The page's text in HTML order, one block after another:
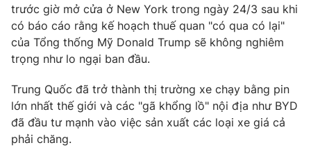
Theo dõi báo trên
Cơ quan báo chí: Thời báo VTV
Giấy phép hoạt động báo in và báo điện tử số 483/GP-BTTTT
cấp ngày 29/12/2023
Tổng Biên tập:
trước giờ mở cửa ở New York trong ngày 24/3 sau khi
có báo cáo rằng kế hoạch thuế quan "có qua có lại"
của Tổng thống Mỹ Donald Trump sẽ không nghiêm
trọng như lo ngại ban đầu.
Trung Quốc đã trở thành thị trường xe chạy bằng pin
lớn nhất thế giới và các "gã khổng lồ" nội địa như BYD
đã đầu tư mạnh vào việc sản xuất các loại xe giá cả
phải chăng.